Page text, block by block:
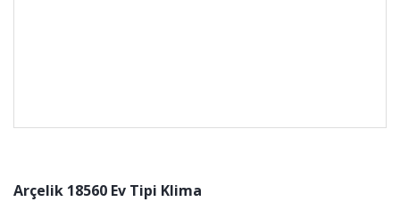
Arçelik 18560 Ev Tipi Klima